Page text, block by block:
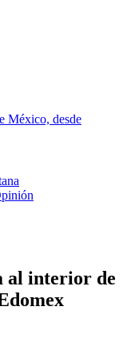
México, desde
al interior de